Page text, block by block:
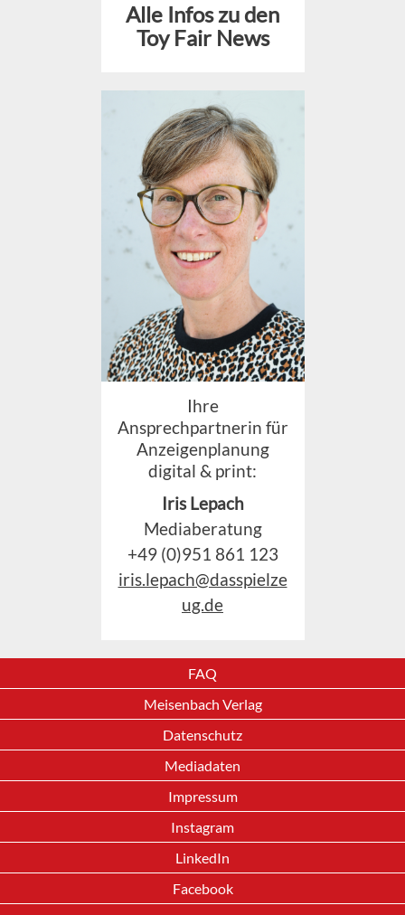
Alle Infos zu den
Toy Fair News
Ihre
Ansprechpartnerin für
Anzeigenplanung
digital & print:
Iris Lepach
Mediaberatung
+49 (0)951 861 123
iris.lepach@dasspielze
ug.de
FAQ
Meisenbach Verlag
Datenschutz
Mediadaten
Impressum
Instagram
LinkedIn
Facebook